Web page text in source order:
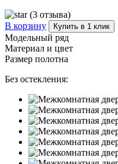
(3 отзыва)
В корзину
Купить в 1 клик
Модельный ряд
Материал и цвет
Размер полотна
Без остекления: